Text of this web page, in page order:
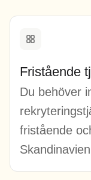
Fristående
Du behöver
fristående